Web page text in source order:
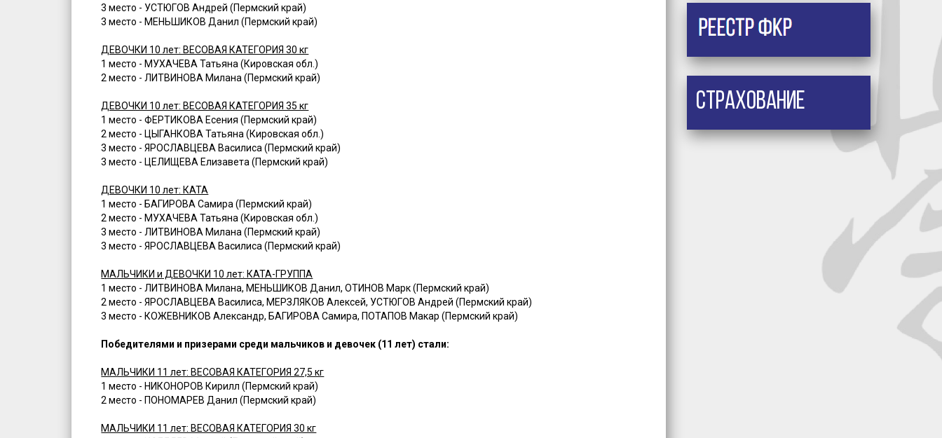
3 место - УСТЮГОВ Андрей (Пермский край)
3 место - МЕНЬШИКОВ Данил (Пермский край)
ДЕВОЧКИ 10 лет: ВЕСОВАЯ КАТЕГОРИЯ 30 кг
1 место - МУХАЧЕВА Татьяна (Кировская обл.)
2 место - ЛИТВИНОВА Милана (Пермский край)
ДЕВОЧКИ 10 лет: ВЕСОВАЯ КАТЕГОРИЯ 35 кг
1 место - ФЕРТИКОВА Есения (Пермский край)
2 место - ЦЫГАНКОВА Татьяна (Кировская обл.)
3 место - ЯРОСЛАВЦЕВА Василиса (Пермский край)
3 место - ЦЕЛИЩЕВА Елизавета (Пермский край)
ДЕВОЧКИ 10 лет: КАТА
1 место - БАГИРОВА Самира (Пермский край)
2 место - МУХАЧЕВА Татьяна (Кировская обл.)
3 место - ЛИТВИНОВА Милана (Пермский край)
3 место - ЯРОСЛАВЦЕВА Василиса (Пермский край)
МАЛЬЧИКИ и ДЕВОЧКИ 10 лет: КАТА-ГРУППА
1 место - ЛИТВИНОВА Милана, МЕНЬШИКОВ Данил, ОТИНОВ Марк (Пермский край)
2 место - ЯРОСЛАВЦЕВА Василиса, МЕРЗЛЯКОВ Алексей, УСТЮГОВ Андрей (Пермский край)
3 место - КОЖЕВНИКОВ Александр, БАГИРОВА Самира, ПОТАПОВ Макар (Пермский край)
Победителями и призерами среди мальчиков и девочек (11 лет) стали:
МАЛЬЧИКИ 11 лет: ВЕСОВАЯ КАТЕГОРИЯ 27,5 кг
1 место - НИКОНОРОВ Кирилл (Пермский край)
2 место - ПОНОМАРЕВ Данил (Пермский край)
МАЛЬЧИКИ 11 лет: ВЕСОВАЯ КАТЕГОРИЯ 30 кг
Страхование